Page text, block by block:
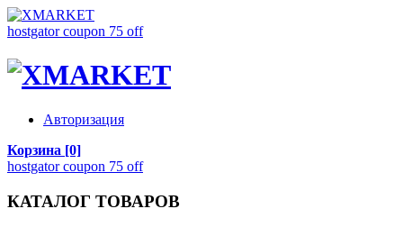
hostgator coupon 75 off
Авторизация
Корзина [0]
hostgator coupon 75 off
КАТАЛОГ ТОВАРОВ